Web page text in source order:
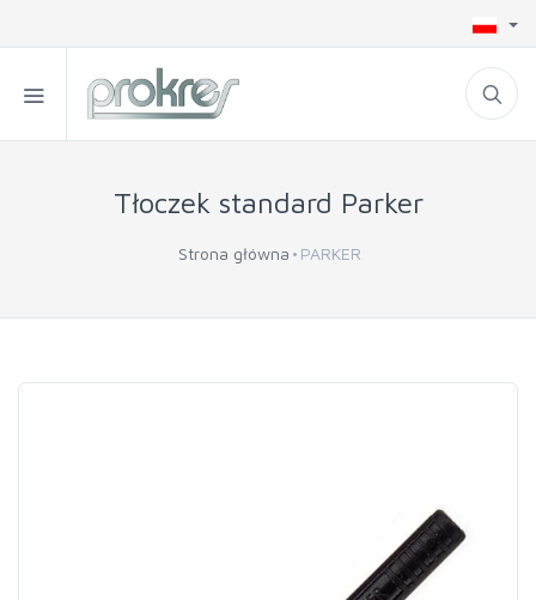
Tłoczek standard Parker
Strona główna PARKER